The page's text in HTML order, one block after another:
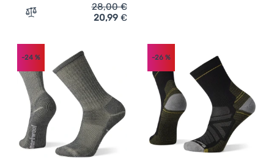
Zum Vergleich 'Herrensocken Smartwool Hike Light
28,00€
20,99 €
-24 % -26%